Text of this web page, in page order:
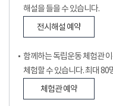
해설을 들을 수 있습니다.
전시해설 예약
함께하는 독립운동 체험관
체험할 수 있습니다. 최대 80
체험관 예약